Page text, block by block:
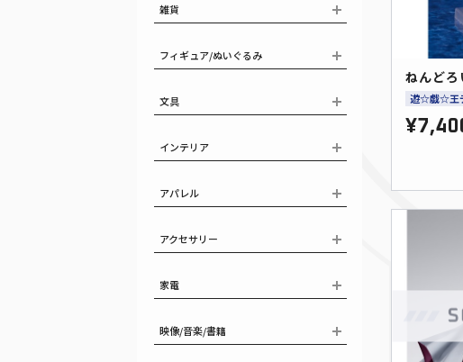
雑貨
フィギュア/ぬいぐるみ
文具
インテリア
アパレル
アクセサリー
家電
映像/音楽/書籍
ねんど
遊☆戯☆王